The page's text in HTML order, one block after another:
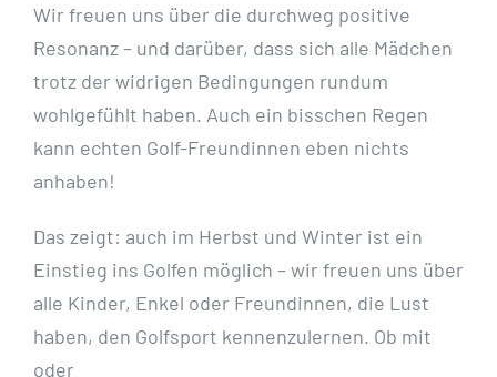
Wir freuen uns über die durchweg positive
Resonanz – und darüber, dass sich alle Mädchen
trotz der widrigen Bedingungen rundum
wohlgefühlt haben. Auch ein bisschen Regen
kann echten Golf-Freundinnen eben nichts
anhaben!
Das zeigt: auch im Herbst und Winter ist ein
Einstieg ins Golfen möglich – wir freuen uns über
alle Kinder, Enkel oder Freundinnen, die Lust
haben, den Golfsport kennenzulernen. Ob mit
oder